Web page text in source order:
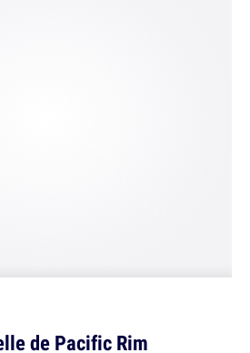
de Pacific Rim